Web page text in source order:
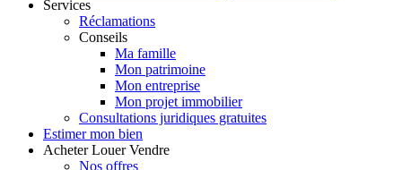
Services
Réclamations
Conseils
Ma famille
Mon patrimoine
Mon entreprise
Mon projet immobilier
Consultations juridiques gratuites
Estimer mon bien
Acheter Louer Vendre
Nos offres